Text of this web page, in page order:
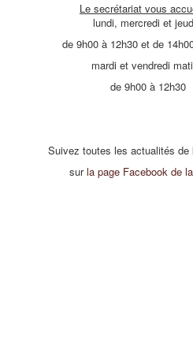
Le secrétariat vous
lundi, mercredi et
de 9h00 à 12h30 et de
mardi et vendredi
de 9h00 à 12h30
Suivez toutes les actualités de
surla page Facebook de